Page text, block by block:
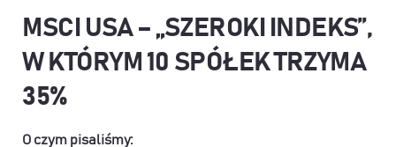
MSCI USA – „SZEROKI INDEKS”,
W KTÓRYM 10 SPÓŁEK TRZYMA
35%
O czym pisaliśmy: